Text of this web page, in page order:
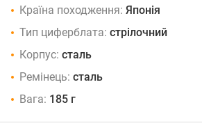
Країна походження: Японія
Тип циферблата: стрілочний
Корпус: сталь
Ремінець: сталь
Вага: 185 г